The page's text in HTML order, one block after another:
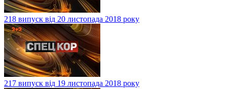
218 випуск від 20 листопада 2018 року
217 випуск від 19 листопада 2018 року